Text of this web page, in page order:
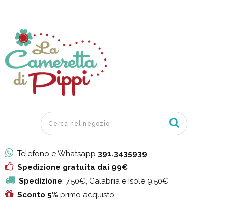
Telefono e Whatsapp 391.3435939
Spedizione gratuita dai 99€
Spedizione: 7,50€, Calabria e Isole 9,50€
Sconto 5% primo acquisto